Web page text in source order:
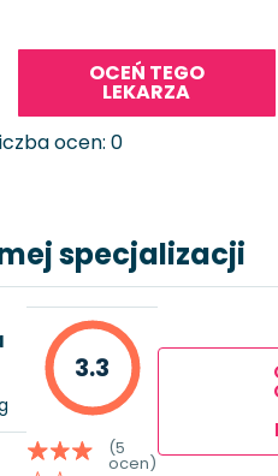
OCEŃ TEGO
LEKARZA
ocen: 0
specjalizacji
3.3
(5
ocen)